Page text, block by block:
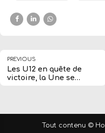
PREVIOUS
Les U12 en quête de
victoire, la Une se
Tout contenu ©